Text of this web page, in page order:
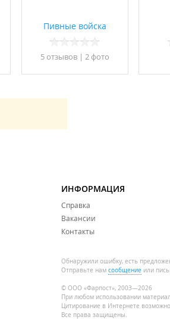
Пивные войска
5 отзывов| 2 фото
ИНФОРМАЦИЯ
Справка
Вакансии
Контакты
Обнаружили ошибку, есть
Отправьте нам сообщение или
© ООО «Фарпост», 2003—2026
При любом использовании
Цитирование в Интернете
Все права защищены.